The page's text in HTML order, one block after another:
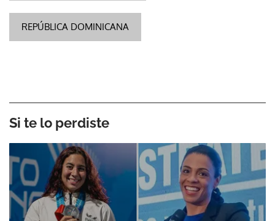
REPÚBLICA DOMINICANA
Si te lo perdiste